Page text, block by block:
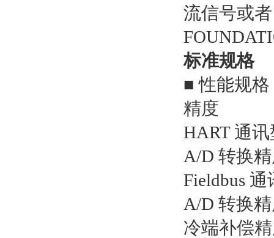
流信号或
标准规格
■ 性能规格
精度
HART 通
A/D 转换
Fieldbus 通
A/D 转换
冷端补偿